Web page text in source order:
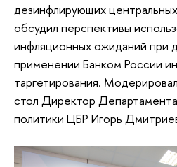
дезинфлирующих
обсудил перспективы
инфляционных ожиданий при
применении Банком России
таргетирования.
стол Директор
политики ЦБР Игорь